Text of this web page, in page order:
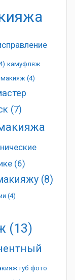
камуфляж
макияж (4)
(7)
(6)
(8)
(4)
(13)
губ фото